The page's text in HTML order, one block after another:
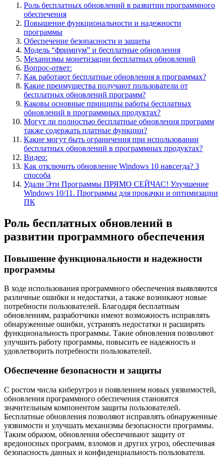
Роль бесплатных обновлений в развитии программного
обеспечения
Повышение функциональности и надежности
программы
Обеспечение безопасности и защиты
Модель “фримиум” и бесплатные обновления
Механизмы монетизации бесплатных обновлений
Вопрос-ответ:
Как работают бесплатные обновления в программах?
Какие преимущества получают пользователи от
бесплатных обновлений программ?
Каковы основные принципы работы бесплатных
обновлений в программных продуктах?
Могут ли полностью бесплатные обновления программ
также содержать платные функции?
Какие могут быть ограничения при использовании
бесплатных обновлений в программных продуктах?
Видео:
Как отключить обновление Windows 10 навсегда? 3
способа
Удали Эти Программы ПРЯМО СЕЙЧАС! Улучшение
Windows 10/11. Программы для прокачки и оптимизации
ПК
Роль бесплатных обновлений в
развитии программного обеспечения
Повышение функциональности и надежности
программы
В ходе использования программного обеспечения выявляются
различные ошибки и недостатки, а также возникают новые
потребности пользователей. Благодаря бесплатным
обновлениям, разработчики имеют возможность исправлять
обнаруженные ошибки, устранять недостатки и расширять
функциональность программы. Такие обновления позволяют
улучшить работу программы, повысить ее надежность и
удовлетворить потребности пользователей.
Обеспечение безопасности и защиты
С ростом числа киберугроз и появлением новых уязвимостей,
обновления программного обеспечения становятся
значительным компонентом защиты пользователей.
Бесплатные обновления позволяют исправлять обнаруженные
уязвимости и улучшать механизмы безопасности программы.
Таким образом, обновления обеспечивают защиту от
вредоносных программ, взломов и других угроз, обеспечивая
безопасность данных и конфиденциальность пользователя.